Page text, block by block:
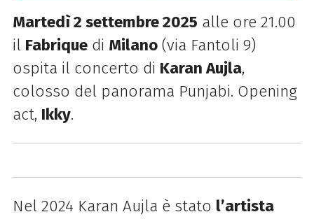
Martedì 2 settembre 2025 alle ore 21.00
il Fabriquedi Milano(via Fantoli 9)
ospita il concerto di Karan Aujla,
colosso del panorama Punjabi. Opening
act, Ikky.
Nel 2024 Karan Aujla è stato l’artista